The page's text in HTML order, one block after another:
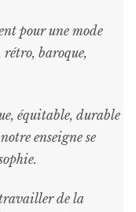
pour une mode
baroque,
équitable, durable
enseigne se
de la